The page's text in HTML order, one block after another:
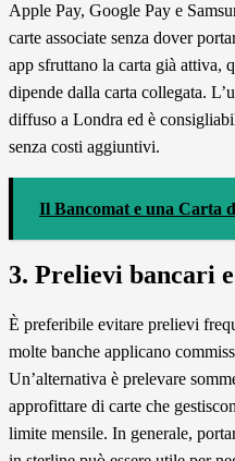
Apple Pay, Google Pay e
carte associate senza dover
app sfruttano la carta già attiva,
dipende dalla carta collegata.
diffuso a Londra ed è
senza costi aggiuntivi.
Il Bancomat e una Carta
3. Prelievi bancari
È preferibile evitare prelievi
molte banche applicano
Un’alternativa è prelevare
approfittare di carte che
limite mensile. In generale,